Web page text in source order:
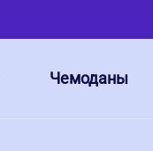
Чемоданы